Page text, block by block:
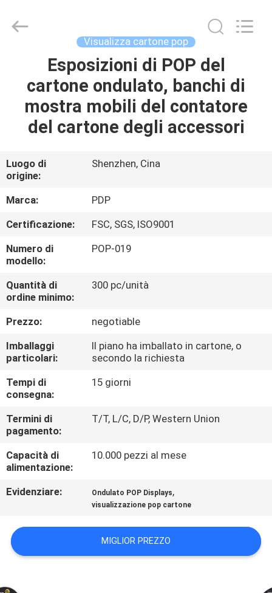
PRODOTTI
VR
CIRCA
NOI
GIRO
DELLA
FABBRICA
CONTROLLO
DI
QUALITÀ
CONTATTICI
RICHIEDA
CITAZIONE
MAPPA
DEL
SITO
Company
Visualizza cartone pop
Esposizioni di POP del
cartone ondulato, banchi di
mostra mobili del contatore
del cartone degli accessori
Luogo di
origine:
Shenzhen, Cina
Marca:
PDP
Certificazione:
FSC, SGS, ISO9001
Numero di
modello:
POP-019
Quantità di
ordine minimo:
300 pc/unità
Prezzo:
negotiable
Imballaggi
particolari:
Il piano ha imballato in cartone, o
secondo la richiesta
Tempi di
consegna:
15 giorni
Termini di
pagamento:
T/T, L/C, D/P, Western Union
Capacità di
alimentazione:
10.000 pezzi al mese
Evidenziare: Ondulato POP Displays,
visualizzazione pop cartone
MIGLIOR PREZZO